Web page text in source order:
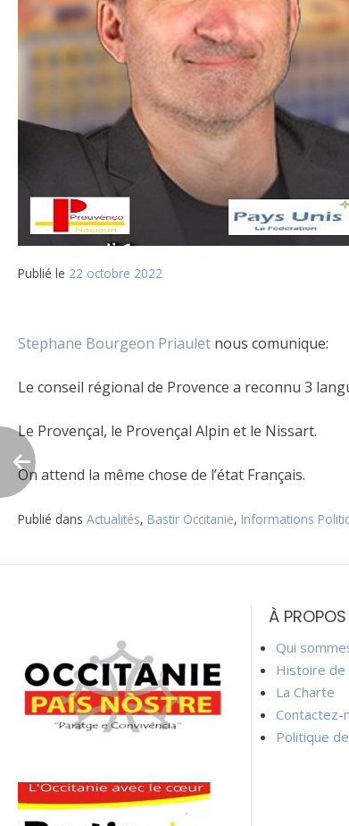
Publié le 22 octobre 2022
Stephane Bourgeon Priaulet nous comunique:
Le conseil régional de Provence a reconnu 3
Le Provençal, le Provençal Alpin et le Nissart.
On attend la même chose de l’état Français.
Publié dans Actualités, Bastir Occitanie, Informations
l’article
À
Qui
Histoire de
La Charte
Contactez-
Politique